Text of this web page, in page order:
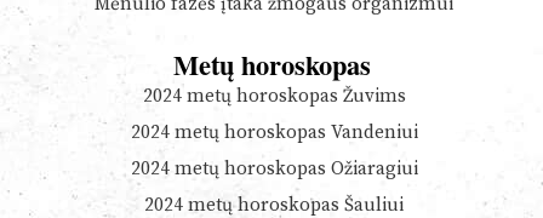
Metų horoskopas
2024 metų horoskopas Žuvims
2024 metų horoskopas Vandeniui
2024 metų horoskopas Ožiaragiui
2024 metų horoskopas Šauliui